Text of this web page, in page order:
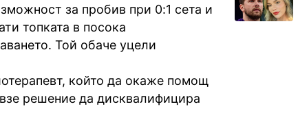
за пробив при 0:1 сета и
топката в посока
Той обаче уцели
който да окаже помощ
решение да дисквалифицира